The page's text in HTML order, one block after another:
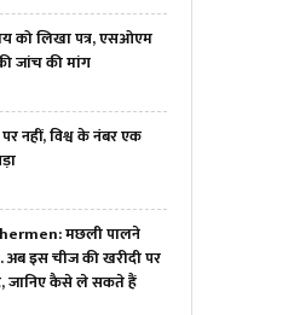
को लिखा पत्र, एसओएम
जांच की मांग
नहीं, विश्व के नंबर एक
मछली पालने
अब इस चीज की खरीदी पर
जानिए कैसे ले सकते हैं